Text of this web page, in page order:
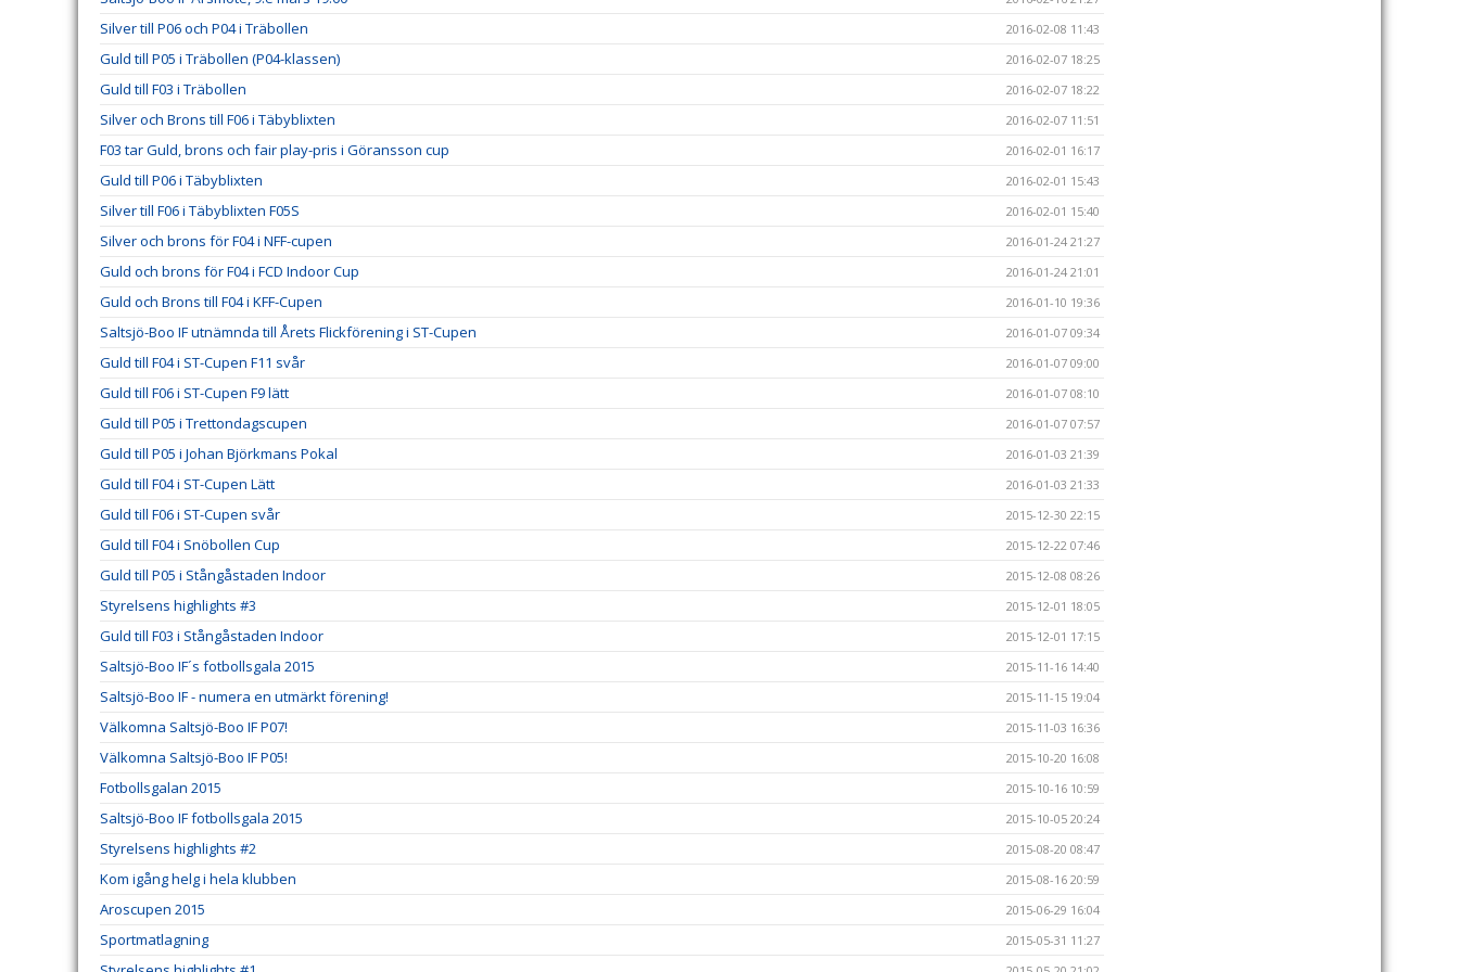
Silver till P06 och P04 i Träbollen 2016-02-08 11:43
Guld till P05 i Träbollen (P04-klassen) 2016-02-07 18:25
Guld till F03 i Träbollen 2016-02-07 18:22
Silver och Brons till F06 i Täbyblixten 2016-02-07 11:51
F03 tar Guld, brons och fair play-pris i Göransson cup 2016-02-01 16:17
Guld till P06 i Täbyblixten 2016-02-01 15:43
Silver till F06 i Täbyblixten F05S 2016-02-01 15:40
Silver och brons för F04 i NFF-cupen 2016-01-24 21:27
Guld och brons för F04 i FCD Indoor Cup 2016-01-24 21:01
Guld och Brons till F04 i KFF-Cupen 2016-01-10 19:36
Saltsjö-Boo IF utnämnda till Årets Flickförening i ST-Cupen 2016-01-07 09:34
Guld till F04 i ST-Cupen F11 svår 2016-01-07 09:00
Guld till F06 i ST-Cupen F9 lätt 2016-01-07 08:10
Guld till P05 i Trettondagscupen 2016-01-07 07:57
Guld till P05 i Johan Björkmans Pokal 2016-01-03 21:39
Guld till F04 i ST-Cupen Lätt 2016-01-03 21:33
Guld till F06 i ST-Cupen svår 2015-12-30 22:15
Guld till F04 i Snöbollen Cup 2015-12-22 07:46
Guld till P05 i Stångåstaden Indoor 2015-12-08 08:26
Styrelsens highlights #3 2015-12-01 18:05
Guld till F03 i Stångåstaden Indoor 2015-12-01 17:15
Saltsjö-Boo IF´s fotbollsgala 2015 2015-11-16 14:40
Saltsjö-Boo IF - numera en utmärkt förening! 2015-11-15 19:04
Välkomna Saltsjö-Boo IF P07! 2015-11-03 16:36
Välkomna Saltsjö-Boo IF P05! 2015-10-20 16:08
Fotbollsgalan 2015 2015-10-16 10:59
Saltsjö-Boo IF fotbollsgala 2015 2015-10-05 20:24
Styrelsens highlights #2 2015-08-20 08:47
Kom igång helg i hela klubben 2015-08-16 20:59
Aroscupen 2015 2015-06-29 16:04
Sportmatlagning 2015-05-31 11:27